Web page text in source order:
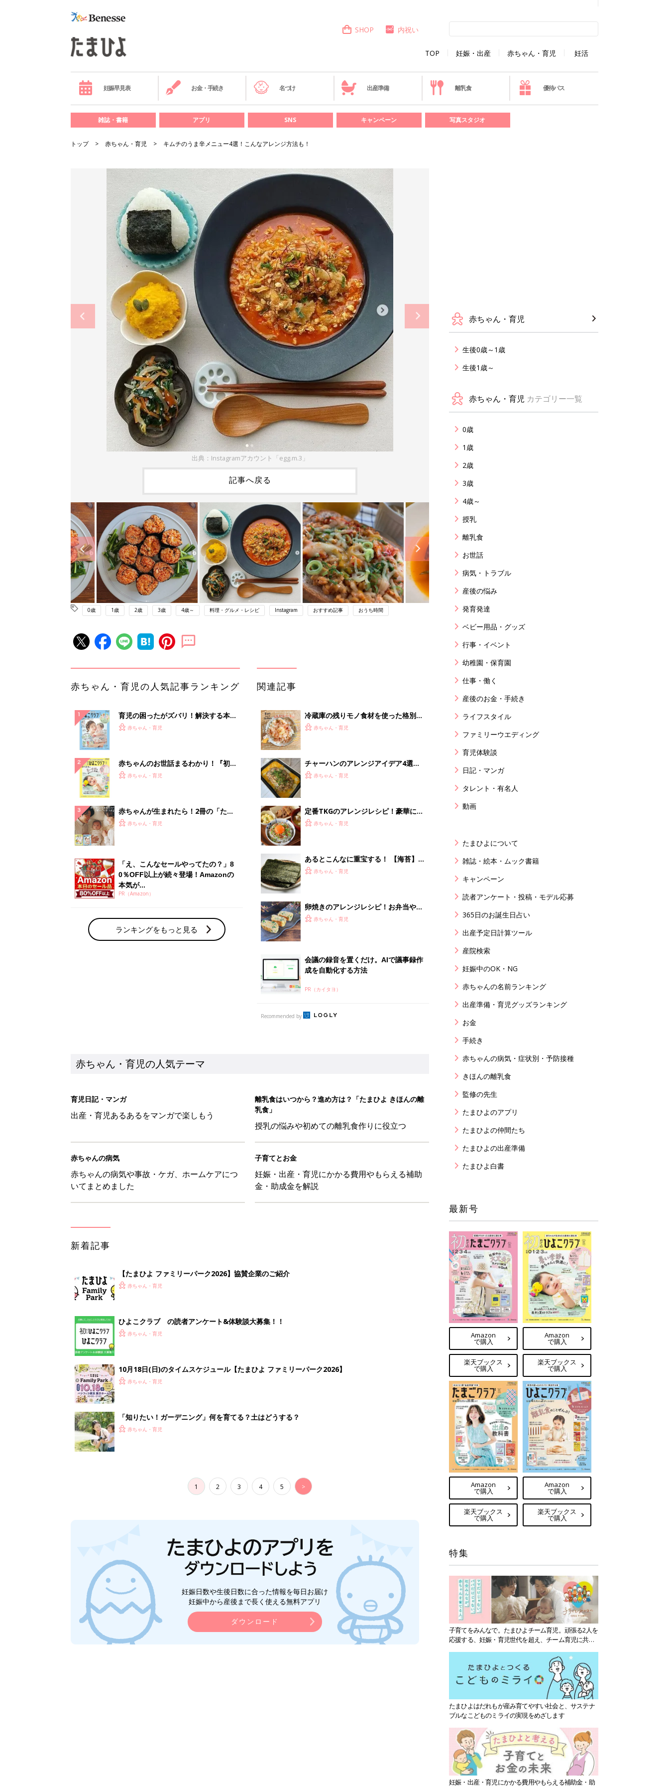
TOP 妊娠・出産 赤ちゃん・育児 妊活
SHOP 内祝い
妊娠早見表 お金・手続き 名づけ 出産準備 離乳食 優待パス
雑誌・書籍 アプリ SNS キャンペーン 写真スタジオ
トップ 赤ちゃん・育児 キムチのうま辛メニュー4選！こんなアレンジ方法も！
出典：Instagramアカウント「egg.m.3」
記事へ戻る
0歳 1歳 2歳 3歳 4歳～ 料理・グルメ・レシピ Instagram おすすめ記事 おうち時間
赤ちゃん・育児の人気記事ランキング
育児の困ったがズバリ！解決する本
『ひよこクラブ 夏号』 4カ月～2才
赤ちゃん・育児
赤ちゃんのお世話まるわかり！『初め
てのひよこクラブ 夏号』〈巻頭大特
赤ちゃん・育児
赤ちゃんが生まれたら！2冊の「たま
ひよ」
赤ちゃん・育児
「え、こんなセールやってたの？」8
0％OFF以上が続々登場！Amazonの
本気が...
PR（Amazon）
ランキングをもっと見る
関連記事
冷蔵庫の残りモノ食材を使った格別メ
ニュー！激うま5選！
赤ちゃん・育児
チャーハンのアレンジアイデア4選！
こんな作り方も！？
赤ちゃん・育児
定番TKGのアレンジレシピ！豪華に食
べたい魅惑の5選
赤ちゃん・育児
あるとこんなに重宝する！ 【海苔】
のアレンジレシピ
赤ちゃん・育児
卵焼きのアレンジレシピ！お弁当やお
かずにおすすめ6選
赤ちゃん・育児
会議の録音を置くだけ。AIで議事録作
成を自動化する方法
PR（カイタヨ）
Recommended by
赤ちゃん・育児の人気テーマ
育児日記・マンガ
出産・育児あるあるをマンガで楽しもう
離乳食はいつから？進め方は？「たまひよ きほんの離
乳食」
授乳の悩みや初めての離乳食作りに役立つ
赤ちゃんの病気
赤ちゃんの病気や事故・ケガ、ホームケアにつ
いてまとめました
子育てとお金
妊娠・出産・育児にかかる費用やもらえる補助
金・助成金を解説
新着記事
【たまひよ ファミリーパーク2026】協賛企業のご紹介
赤ちゃん・育児
ひよこクラブ の読者アンケート&体験談大募集！！
赤ちゃん・育児
10月18日(日)のタイムスケジュール【たまひよ ファミリーパーク2026】
赤ちゃん・育児
「知りたい！ガーデニング」何を育てる？土はどうする？
赤ちゃん・育児
1 2 3 4 5 >
妊娠日数や生後日数に合った情報を毎日お届け
妊娠中から産後まで長く使える無料アプリ
ダウンロード
赤ちゃん・育児
生後0歳～1歳
生後1歳～
赤ちゃん・育児 カテゴリー一覧
0歳
1歳
2歳
3歳
4歳～
授乳
離乳食
お世話
病気・トラブル
産後の悩み
発育発達
ベビー用品・グッズ
行事・イベント
幼稚園・保育園
仕事・働く
産後のお金・手続き
ライフスタイル
ファミリーウエディング
育児体験談
日記・マンガ
タレント・有名人
動画
たまひよについて
雑誌・絵本・ムック書籍
キャンペーン
読者アンケート・投稿・モデル応募
365日のお誕生日占い
出産予定日計算ツール
産院検索
妊娠中のOK・NG
赤ちゃんの名前ランキング
出産準備・育児グッズランキング
お金
手続き
赤ちゃんの病気・症状別・予防接種
きほんの離乳食
監修の先生
たまひよのアプリ
たまひよの仲間たち
たまひよの出産準備
たまひよ白書
最新号
Amazon
で購入
楽天ブックス
で購入
Amazon
で購入
楽天ブックス
で購入
Amazon
で購入
楽天ブックス
で購入
Amazon
で購入
楽天ブックス
で購入
特集
子育てをみんなで。たまひよチーム育児。頑張る2人を
応援する、妊娠・育児世代を超え、チーム育児に共感
たまひよはだれもが産み育てやすい社会と、サステナ
ブルなこどものミライの実現をめざします
妊娠・出産・育児にかかる費用やもらえる補助金・助